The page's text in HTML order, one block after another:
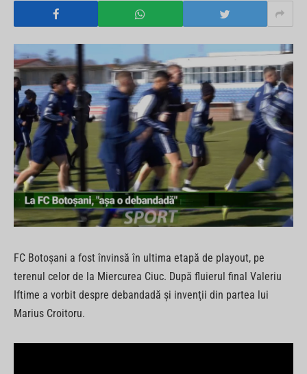
FC Botoşani a fost învinsă în ultima etapă de playout, pe
terenul celor de la Miercurea Ciuc. După fluierul final Valeriu
Iftime a vorbit despre debandadă şi invenţii din partea lui
Marius Croitoru.